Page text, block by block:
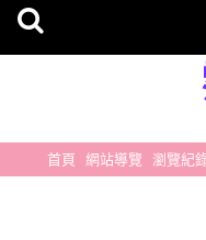
首頁 網站導覽 瀏覽紀